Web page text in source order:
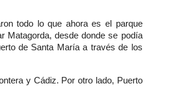
todo lo que ahora es el parque
Matagorda, desde donde se podía
de Santa María a través de los
y Cádiz. Por otro lado, Puerto